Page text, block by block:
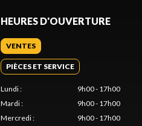
HEURES D'OUVERTURE
VENTES
PIÈCES ET SERVICE
Lundi:
9h00 - 17h00
Mardi:
9h00 - 17h00
Mercredi:
9h00 - 17h00